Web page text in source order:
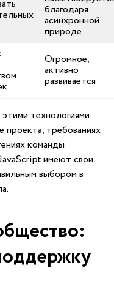
благодаря
асинхронной
природе
Огромное,
активно
развивается
технологиями
⁤проекта, требованиях
команды
⁣имеют свои
выбором в